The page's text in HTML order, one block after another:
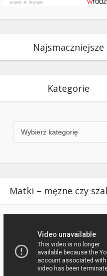
Najsmaczniejsze
Kategorie
Matki – męzne czy